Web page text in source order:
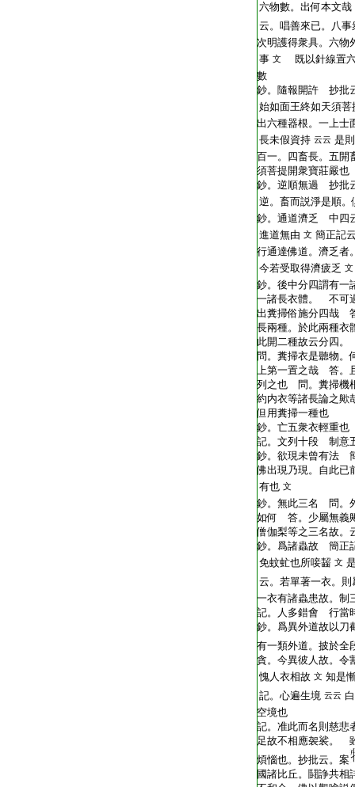
六物數。出何本文
云。唱善來已。八事
次明護得衆具。六物
事 文
既以針線置
數
鈔。隨報開許 抄批
始如面王終如天須菩
出六種器根。一上士
長未假資持 云云 是
百一。四畜長。五開
須菩提開衆寶莊嚴也
鈔。逆順無過 抄批
逆。畜而説淨是順。
鈔。通道濟乏 中四
進道無由 文 簡正記
行通達佛道。濟乏者
今若受取得濟疲乏 文
鈔。後中分四謂有
一諸長衣體。 不可
出糞掃俗施分四哉
長兩種。於此兩種衣
此開二種故云分四
問。糞掃衣是聽物。
上第一置之哉 答。
列之也 問。糞掃機
約内衣等諸長論之
但用糞掃一種也
鈔。亡五衆衣輕重也
記。文列十段 制意
鈔。欲現未曾有法
佛出現乃現。自此已
有也 文
鈔。無此三名 問。
如何 答。少屬無義
僧伽梨等之三名故。
鈔。爲諸蟲故 簡正
免蚊虻也所唼齧 文
云。若單著一衣。
一衣有諸蟲患故。制
記。人多錯會 行當
鈔。爲異外道故以
有一類外道。披於全
貪。今異彼人故。令
愧人衣相故 文 知是
記。心遍生境 云云
空境也
記。准此而名則慈
足故不相應袈裟。
煩惱也。抄批云。案
國諸比丘。鬪諍共相